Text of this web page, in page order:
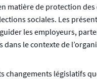
matière de protection
sociales. Les
les employeurs,
dans le contexte de
changements législatifs